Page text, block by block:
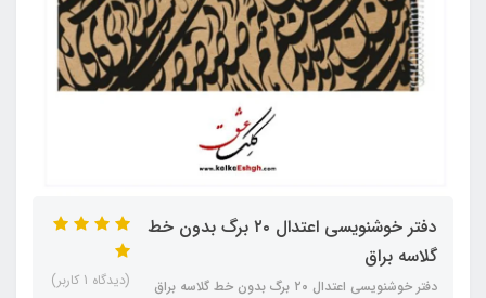
دفتر خوشنویسی اعتدال ۲۰ برگ بدون خط
گلاسه براق
دفتر خوشنویسی اعتدال ۲۰ برگ بدون خط گلاسه براق (دیدگاه 1 کاربر)